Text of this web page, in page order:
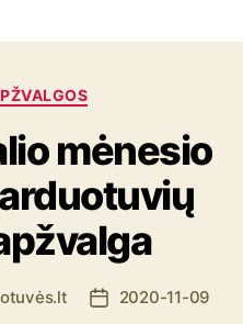
mėnesio
Į
2020-11-09